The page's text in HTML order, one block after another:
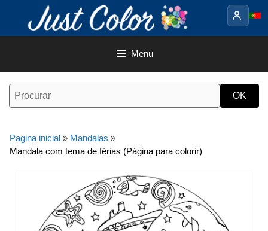
o
Menu
Pagina inicial » Mandalas »
Mandala com tema de férias (Página para colorir)